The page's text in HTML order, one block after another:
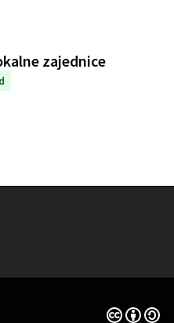
zajednice
Licencija
(Vanjska